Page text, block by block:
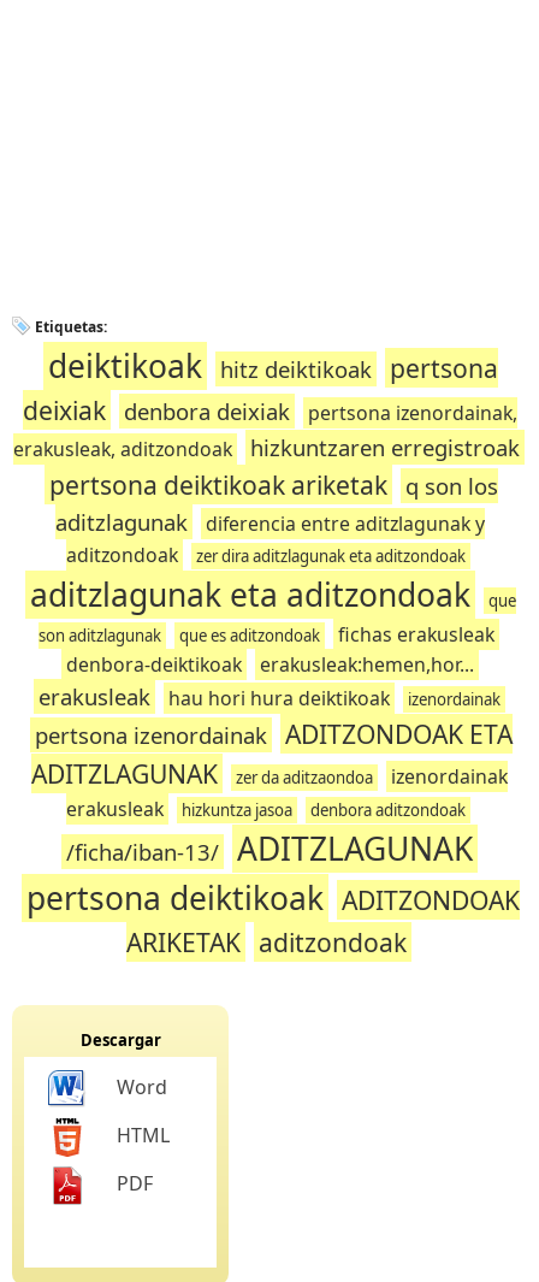
Etiquetas:
deiktikoak hitz deiktikoak
pertsona
deixiak
denbora deixiak
pertsona izenordainak,
erakusleak, aditzondoak
hizkuntzaren erregistroak
pertsona deiktikoak ariketak
q son los
aditzlagunak
diferencia entre aditzlagunak y
aditzondoak
zer dira aditzlagunak eta aditzondoak
aditzlagunak eta aditzondoak
que
son aditzlagunak
que es aditzondoak
fichas erakusleak
denbora-deiktikoak
erakusleak:hemen,hor...
erakusleak hau hori hura deiktikoak izenordainak
pertsona izenordainak
ADITZONDOAK ETA
ADITZLAGUNAK
zer da aditzaondoa
izenordainak
erakusleak
hizkuntza jasoa denbora aditzondoak
/ficha/iban-13/ ADITZLAGUNAK
pertsona deiktikoak ADITZONDOAK
ARIKETAK aditzondoak
Descargar
Word
HTML
PDF